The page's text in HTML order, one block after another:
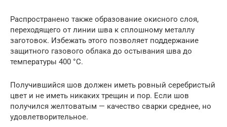
Распространено также образование окисного слоя,
переходящего от линии шва к сплошному металлу
заготовок. Избежать этого позволяет поддержание
защитного газового облака до остывания шва до
температуры 400 °С.
Получившийся шов должен иметь ровный серебристый
цвет и не иметь никаких трещин и пор. Если шов
получился желтоватым — качество сварки среднее, но
удовлетворительное.